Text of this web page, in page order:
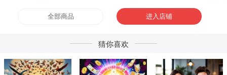
全部商品 进入店铺
猜你喜欢